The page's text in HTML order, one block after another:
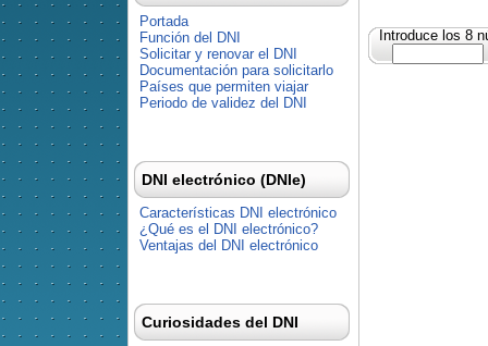
Introduce los 8
Portada
Función del DNI
Solicitar y renovar el DNI
Documentación para solicitarlo
Países que permiten viajar
Periodo de validez del DNI
DNI electrónico (DNIe)
Características DNI electrónico
¿Qué es el DNI electrónico?
Ventajas del DNI electrónico
Curiosidades del DNI